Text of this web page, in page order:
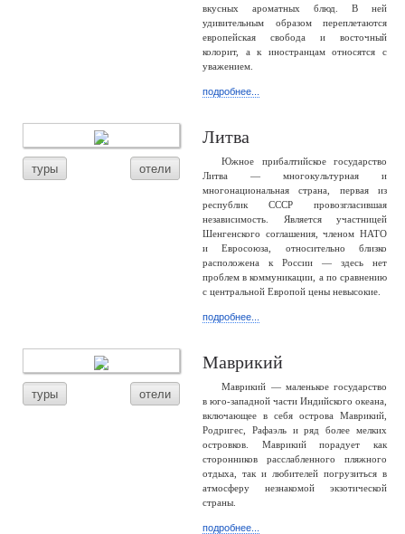
вкусных ароматных блюд. В ней
удивительным образом переплетаются
европейская свобода и восточный
колорит, а к иностранцам относятся с
уважением.
подробнее...
туры отели
Литва
Южное прибалтийское государство
Литва — многокультурная и
многонациональная страна, первая из
республик СССР провозгласившая
независимость. Является участницей
Шенгенского соглашения, членом НАТО
и Евросоюза, относительно близко
расположена к России — здесь нет
проблем в коммуникации, а по сравнению
с центральной Европой цены невысокие.
подробнее...
туры отели
Маврикий
Маврикий — маленькое государство
в юго-западной части Индийского океана,
включающее в себя острова Маврикий,
Родригес, Рафаэль и ряд более мелких
островков. Маврикий порадует как
сторонников расслабленного пляжного
отдыха, так и любителей погрузиться в
атмосферу незнакомой экзотической
страны.
подробнее...